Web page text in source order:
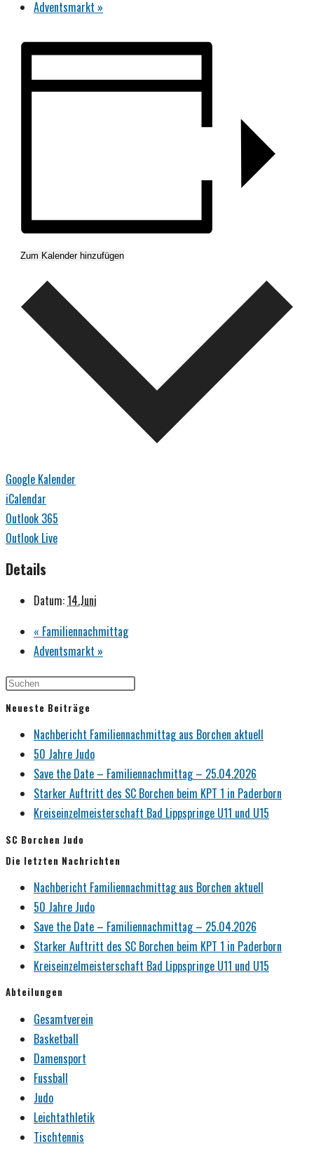
Adventsmarkt »
Zum Kalender hinzufügen
Google Kalender
iCalendar
Outlook 365
Outlook Live
Details
Datum:14.Juni
« Familiennachmittag
Adventsmarkt »
Neueste Beiträge
Nachbericht Familiennachmittag aus Borchen aktuell
50 Jahre Judo
Save the Date – Familiennachmittag – 25.04.2026
Starker Auftritt des SC Borchen beim KPT 1 in Paderborn
Kreiseinzelmeisterschaft Bad Lippspringe U11 und U15
SC Borchen Judo
Die letzten Nachrichten
Nachbericht Familiennachmittag aus Borchen aktuell
50 Jahre Judo
Save the Date – Familiennachmittag – 25.04.2026
Starker Auftritt des SC Borchen beim KPT 1 in Paderborn
Kreiseinzelmeisterschaft Bad Lippspringe U11 und U15
Abteilungen
Gesamtverein
Basketball
Damensport
Fussball
Judo
Leichtathletik
Tischtennis